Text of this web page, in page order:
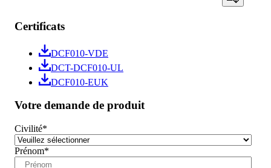
Certificats
DCF010-VDE
DCT-DCF010-UL
DCF010-EUK
Votre demande de produit
Civilité*
Prénom*